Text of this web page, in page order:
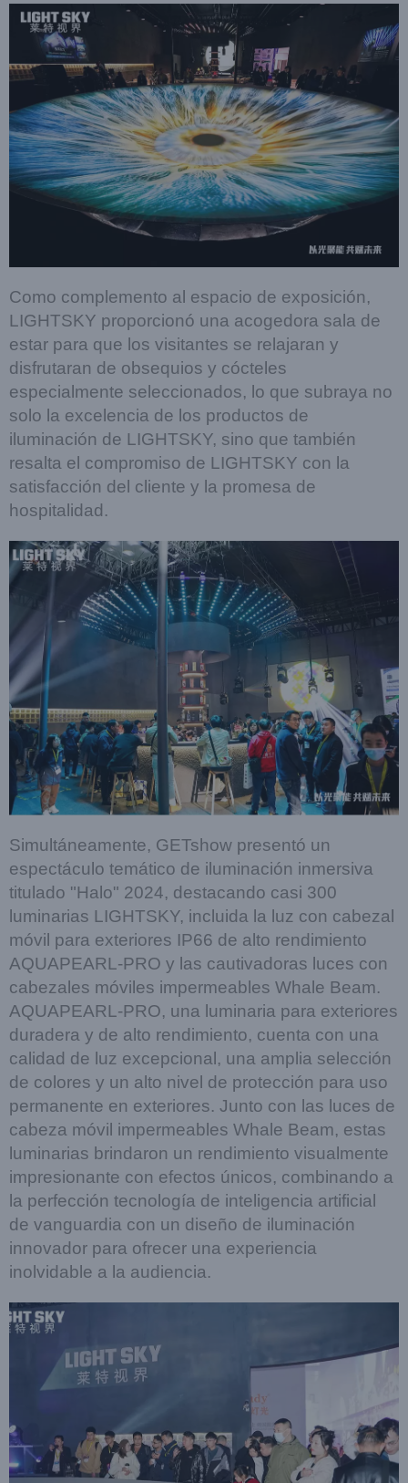
Como complemento al espacio de exposición,
LIGHTSKY proporcionó una acogedora sala de
estar para que los visitantes se relajaran y
disfrutaran de obsequios y cócteles
especialmente seleccionados, lo que subraya no
solo la excelencia de los productos de
iluminación de LIGHTSKY, sino que también
resalta el compromiso de LIGHTSKY con la
satisfacción del cliente y la promesa de
hospitalidad.
Simultáneamente, GETshow presentó un
espectáculo temático de iluminación inmersiva
titulado "Halo" 2024, destacando casi 300
luminarias LIGHTSKY, incluida la luz con cabezal
móvil para exteriores IP66 de alto rendimiento
AQUAPEARL-PRO y las cautivadoras luces con
cabezales móviles impermeables Whale Beam.
AQUAPEARL-PRO, una luminaria para exteriores
duradera y de alto rendimiento, cuenta con una
calidad de luz excepcional, una amplia selección
de colores y un alto nivel de protección para uso
permanente en exteriores. Junto con las luces de
cabeza móvil impermeables Whale Beam, estas
luminarias brindaron un rendimiento visualmente
impresionante con efectos únicos, combinando a
la perfección tecnología de inteligencia artificial
de vanguardia con un diseño de iluminación
innovador para ofrecer una experiencia
inolvidable a la audiencia.